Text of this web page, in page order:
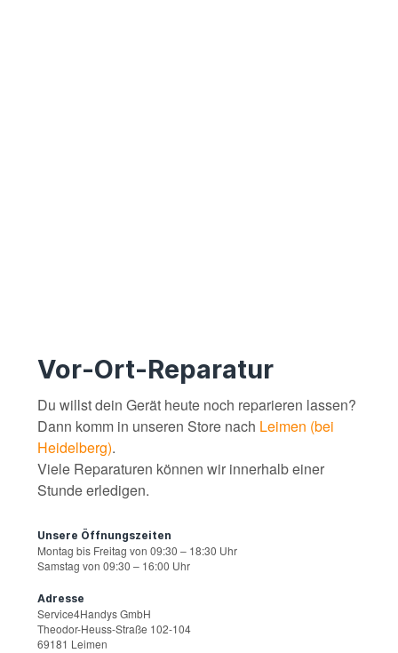
Vor-Ort-Reparatur
Du willst dein Gerät heute noch reparieren lassen?
Dann komm in unseren Store nach Leimen (bei
Heidelberg).
Viele Reparaturen können wir innerhalb einer
Stunde erledigen.
Unsere Öffnungszeiten
Montag bis Freitag von 09:30 – 18:30 Uhr
Samstag von 09:30 – 16:00 Uhr
Adresse
Service4Handys GmbH
Theodor-Heuss-Straße 102-104
69181 Leimen